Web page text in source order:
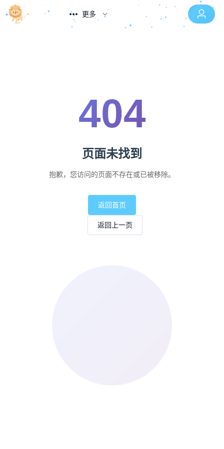
更多
404
页面未找到
抱歉，您访问的页面不存在或已被移除。
返回首页
返回上一页